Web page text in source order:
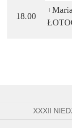
18.00
XXXII